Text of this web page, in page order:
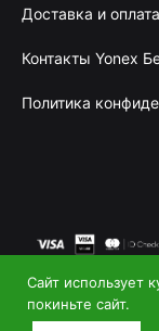
Доставка и оплата
Контакты Yonex
Политика
Купить
Сайт использует
покиньте сайт.